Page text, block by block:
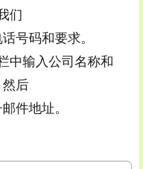
们
号码和要求。
中输入公司名称和
后
件地址。